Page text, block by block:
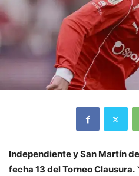
Independiente y San Martín
fecha 13 del Torneo Clausura.